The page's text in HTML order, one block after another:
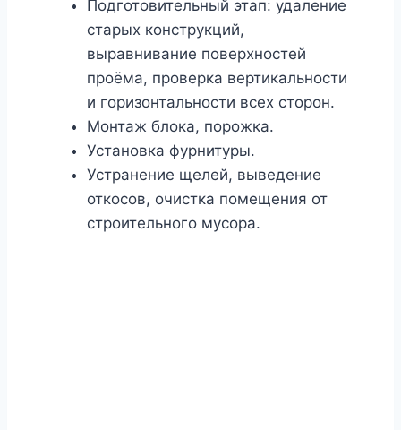
Подготовительный этап: удаление
старых конструкций,
выравнивание поверхностей
проёма, проверка вертикальности
и горизонтальности всех сторон.
Монтаж блока, порожка.
Установка фурнитуры.
Устранение щелей, выведение
откосов, очистка помещения от
строительного мусора.